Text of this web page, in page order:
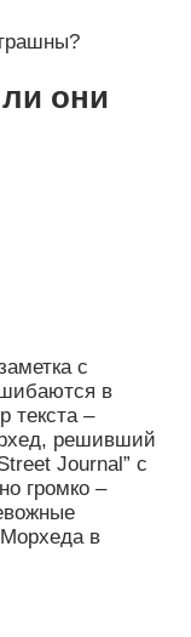
они
с
в
текста –
решивший
Journal” с
громко –
в